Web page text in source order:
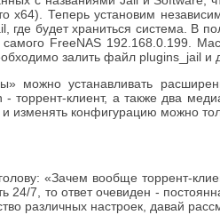
х64). Теперь установим
где будет храниться система.
FreeNAS 192.168.0.199.
залить файл plugins_jail и
можно устанавливать
торрент-клиент, а также два
и изменять конфигурацию можно
«Зачем вообще торрент-
24/7, то ответ очевиден -
различных настроек, давай